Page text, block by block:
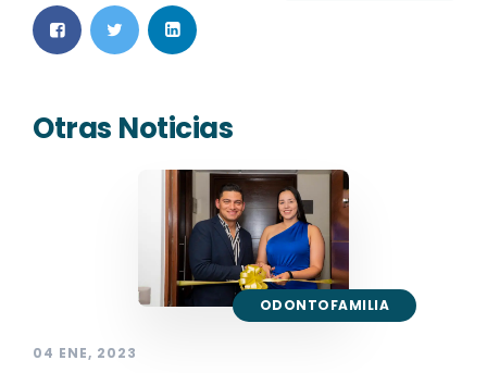
Otras Noticias
ODONTOFAMILIA
04 ENE, 2023